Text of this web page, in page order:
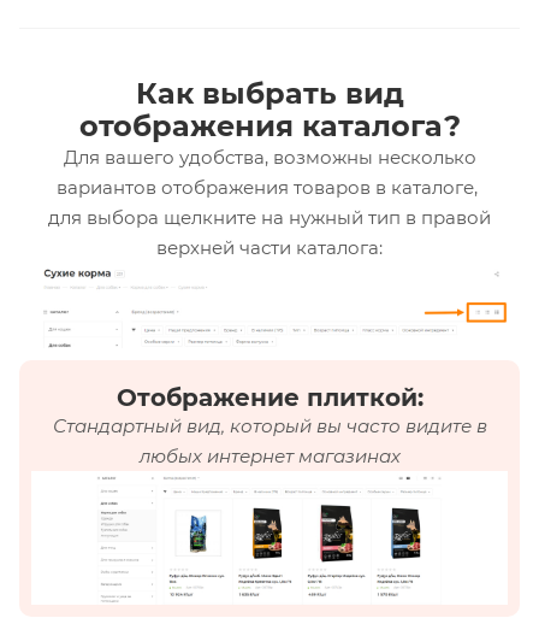
Как выбрать вид
отображения каталога?
Для вашего удобства, возможны несколько
вариантов отображения товаров в каталоге,
для выбора щелкните на нужный тип в правой
верхней части каталога:
Отображение плиткой:
Стандартный вид, который вы часто видите в
любых интернет магазинах